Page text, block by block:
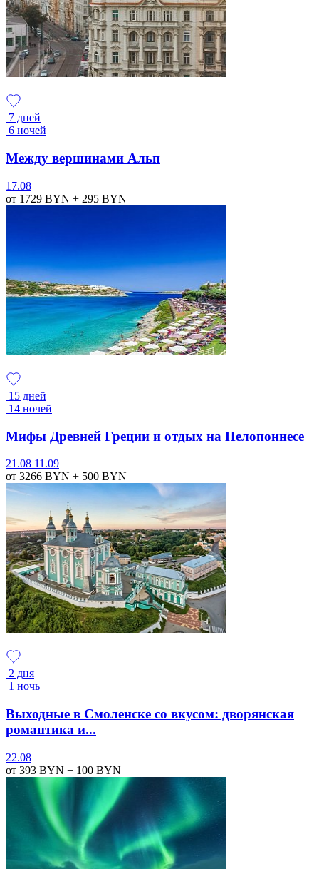
7 дней
6 ночей
Между вершинами Альп
17.08
от 1729 BYN + 295 BYN
15 дней
14 ночей
Мифы Древней Греции и отдых на Пелопоннесе
21.08 11.09
от 3266 BYN + 500 BYN
2 дня
1 ночь
Выходные в Смоленске со вкусом: дворянская
романтика и...
22.08
от 393 BYN + 100 BYN